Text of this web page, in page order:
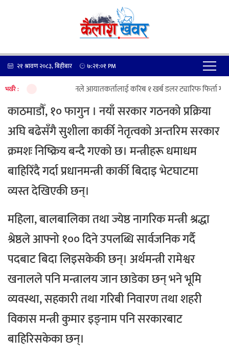
२१ श्रावण २०८३, बिहीबार ७:२१:०२PM
भर्खरै : ट्रम्प प्रशासनले आयातकर्तालाई करिब १ खर्ब डलर ट्यारिफ फिर्ता
काठमाडौँ, १० फागुन । नयाँ सरकार गठनको प्रक्रिया
अघि बढेसँगैसुशीला कार्कीनेतृत्वको अन्तरिम सरकार
क्रमशः निष्क्रिय बन्दै गएको छ। मन्त्रीहरू धमाधम
बाहिरिँदै गर्दा प्रधानमन्त्री कार्की बिदाइ भेटघाटमा
व्यस्त देखिएकी छन्।
महिला, बालबालिका तथा ज्येष्ठ नागरिक मन्त्री श्रद्धा
श्रेष्ठले आफ्नो १०० दिने उपलब्धि सार्वजनिक गर्दै
पदबाट बिदा लिइसकेकी छन्। अर्थमन्त्री रामेश्वर
खनालले पनि मन्त्रालय जान छाडेका छन् भने भूमि
व्यवस्था, सहकारी तथा गरिबी निवारण तथा शहरी
विकास मन्त्री कुमार इङ्नाम पनि सरकारबाट
बाहिरिसकेका छन्।